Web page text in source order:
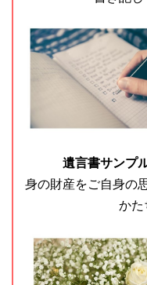
遺言書サンプ
身の財産をご自身の
かた